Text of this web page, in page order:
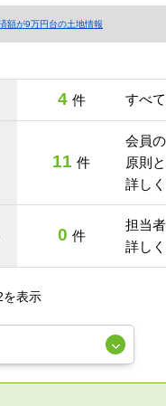
額が9万円台の土地情報
4 件 すべ
11 件
会員
原則
詳し
0 件
担当
詳し
を表示